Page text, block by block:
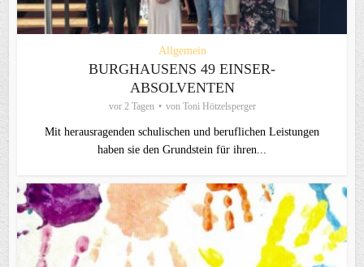
Allgemein
BURGHAUSENS 49 EINSER-
ABSOLVENTEN
vor 2 Tagen von Toni Hötzelsperger
Mit herausragenden schulischen und beruflichen Leistungen
haben sie den Grundstein für ihren...